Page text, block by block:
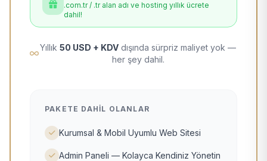
.com.tr / .tr alan adı ve hosting yıllık ücrete
dahil!
Yıllık 50 USD + KDV dışında sürpriz maliyet yok —
her şey dahil.
PAKETE DAHIL OLANLAR
Kurumsal & Mobil Uyumlu Web Sitesi
Admin Paneli — Kolayca Kendiniz Yönetin